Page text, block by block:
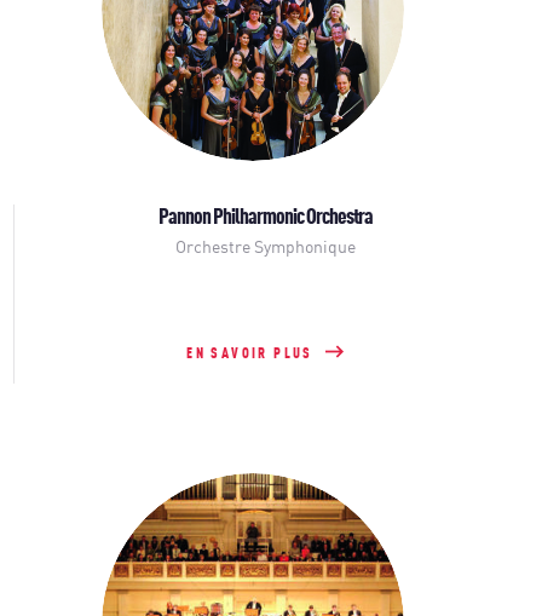
Pannon Philharmonic Orchestra
Orchestre Symphonique
EN SAVOIR PLUS